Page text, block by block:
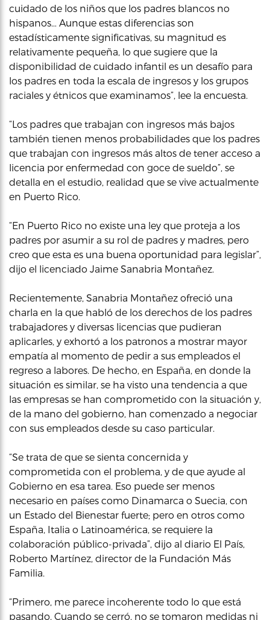
cuidado de los niños que los padres blancos no
hispanos… Aunque estas diferencias son
estadísticamente significativas, su magnitud es
relativamente pequeña, lo que sugiere que la
disponibilidad de cuidado infantil es un desafío para
los padres en toda la escala de ingresos y los grupos
raciales y étnicos que examinamos”, lee la encuesta.
“Los padres que trabajan con ingresos más bajos
también tienen menos probabilidades que los padres
que trabajan con ingresos más altos de tener acceso a
licencia por enfermedad con goce de sueldo”, se
detalla en el estudio, realidad que se vive actualmente
en Puerto Rico.
“En Puerto Rico no existe una ley que proteja a los
padres por asumir a su rol de padres y madres, pero
creo que esta es una buena oportunidad para legislar”,
dijo el licenciado Jaime Sanabria Montañez.
Recientemente, Sanabria Montañez ofreció una
charla en la que habló de los derechos de los padres
trabajadores y diversas licencias que pudieran
aplicarles, y exhortó a los patronos a mostrar mayor
empatía al momento de pedir a sus empleados el
regreso a labores. De hecho, en España, en donde la
situación es similar, se ha visto una tendencia a que
las empresas se han comprometido con la situación y,
de la mano del gobierno, han comenzado a negociar
con sus empleados desde su caso particular.
“Se trata de que se sienta concernida y
comprometida con el problema, y de que ayude al
Gobierno en esa tarea. Eso puede ser menos
necesario en países como Dinamarca o Suecia, con
un Estado del Bienestar fuerte; pero en otros como
España, Italia o Latinoamérica, se requiere la
colaboración público-privada”, dijo al diario El País,
Roberto Martínez, director de la Fundación Más
Familia.
“Primero, me parece incoherente todo lo que está
pasando. Cuando se cerró, no se tomaron medidas ni